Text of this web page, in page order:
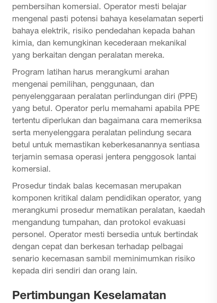
pembersihan komersial. Operator mesti belajar
mengenal pasti potensi bahaya keselamatan seperti
bahaya elektrik, risiko pendedahan kepada bahan
kimia, dan kemungkinan kecederaan mekanikal
yang berkaitan dengan peralatan mereka.
Program latihan harus merangkumi arahan
mengenai pemilihan, penggunaan, dan
penyelenggaraan peralatan perlindungan diri (PPE)
yang betul. Operator perlu memahami apabila PPE
tertentu diperlukan dan bagaimana cara memeriksa
serta menyelenggara peralatan pelindung secara
betul untuk memastikan keberkesanannya sentiasa
terjamin semasa operasi jentera penggosok lantai
komersial.
Prosedur tindak balas kecemasan merupakan
komponen kritikal dalam pendidikan operator, yang
merangkumi prosedur mematikan peralatan, kaedah
mengandung tumpahan, dan protokol evakuasi
personel. Operator mesti bersedia untuk bertindak
dengan cepat dan berkesan terhadap pelbagai
senario kecemasan sambil meminimumkan risiko
kepada diri sendiri dan orang lain.
Pertimbungan Keselamatan